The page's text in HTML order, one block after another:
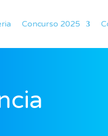
Concurso 2025